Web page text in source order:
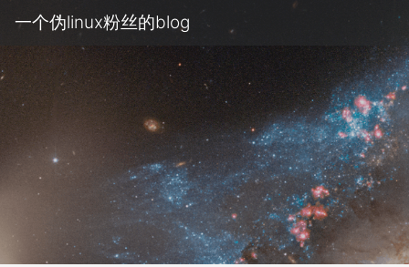
一个伪linux粉丝的blog